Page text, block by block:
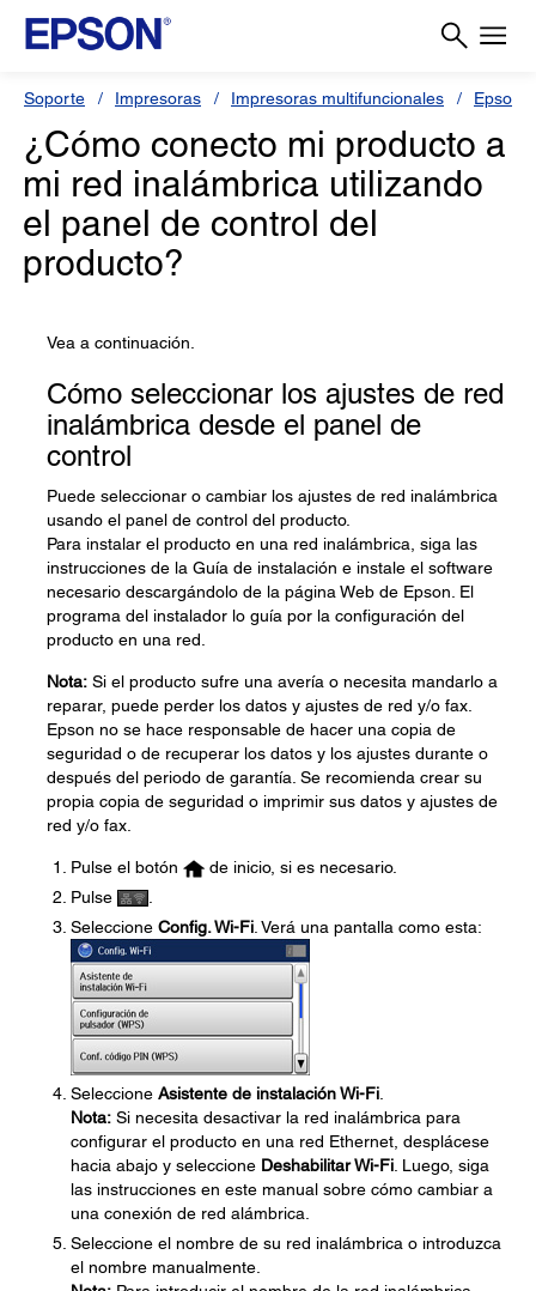
Soporte Impresoras Impresoras multifuncionales Epson
¿Cómo conecto mi producto a
mi red inalámbrica utilizando
el panel de control del
producto?
Vea a continuación.
Cómo seleccionar los ajustes de red
inalámbrica desde el panel de
control
Puede seleccionar o cambiar los ajustes de red inalámbrica
usando el panel de control del producto.
Para instalar el producto en una red inalámbrica, siga las
instrucciones de la Guía de instalación e instale el software
necesario descargándolo de la página Web de Epson. El
programa del instalador lo guía por la configuración del
producto en una red.
Nota: Si el producto sufre una avería o necesita mandarlo a
reparar, puede perder los datos y ajustes de red y/o fax.
Epson no se hace responsable de hacer una copia de
seguridad o de recuperar los datos y los ajustes durante o
después del periodo de garantía. Se recomienda crear su
propia copia de seguridad o imprimir sus datos y ajustes de
red y/o fax.
Pulse el botón
de inicio, si es necesario.
Pulse
Seleccione Config. Wi-Fi . Verá una pantalla como esta:
Seleccione Asistente de instalación Wi-Fi
Nota: Si necesita desactivar la red inalámbrica para
configurar el producto en una red Ethernet, desplácese
hacia abajo y seleccione Deshabilitar Wi-Fi . Luego, siga
las instrucciones en este manual sobre cómo cambiar a
una conexión de red alámbrica.
Seleccione el nombre de su red inalámbrica o introduzca
el nombre manualmente.